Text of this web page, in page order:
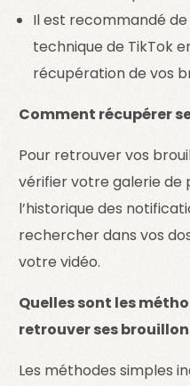
Il est recommandé
technique de TikTok
récupération de vos
Comment récupérer
Pour retrouver vos
vérifier votre galerie de
l’historique des
rechercher dans vos
votre vidéo.
Quelles sont les
retrouver ses
Les méthodes simples